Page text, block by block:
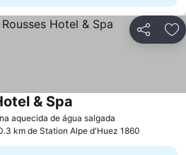
Partilhar
aquecida de água salgada
& Spa
km de Station Alpe d'Huez 1860